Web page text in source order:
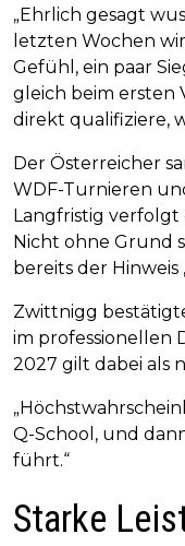
„Ehrlich gesagt
letzten Wochen
Gefühl, ein paar
gleich beim ersten
direkt qualifiziere,
Der Österreicher
WDF-Turnieren
Langfristig
Nicht ohne Grund
bereits der Hinweis
Zwittnigg
im professionellen
2027 gilt dabei als
Q-School, und
führt.“
Starke